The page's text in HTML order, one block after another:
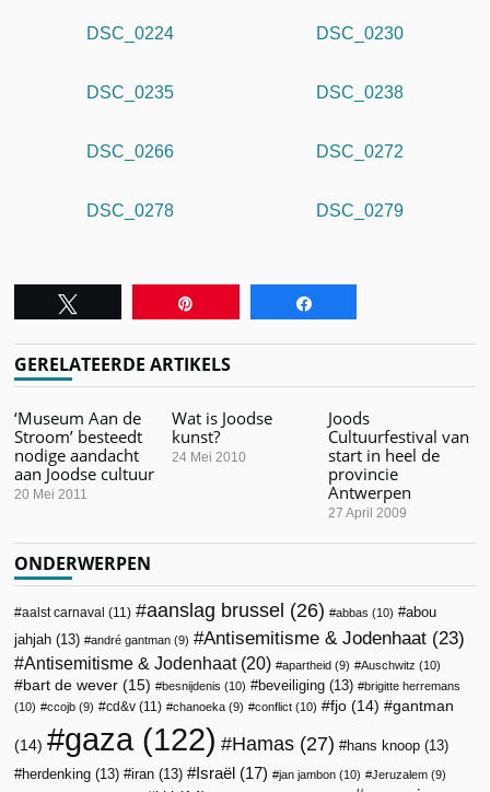
DSC_0224 DSC_0230
DSC_0235 DSC_0238
DSC_0266 DSC_0272
DSC_0278 DSC_0279
GERELATEERDE ARTIKELS
‘Museum Aan de
Stroom’ besteedt
nodige aandacht
aan Joodse cultuur
20 Mei 2011
Wat is Joodse
kunst?
24 Mei 2010
Joods
Cultuurfestival van
start in heel de
provincie
Antwerpen
27 April 2009
ONDERWERPEN
aalst carnaval (11) aanslag brussel (26) abbas (10)
abou
jahjah (13) andré gantman (9) Antisemitisme & Jodenhaat (23)
Antisemitisme & Jodenhaat(20) apartheid (9) Auschwitz (10)
bart de wever (15) besnijdenis (10) beveiliging (13)
brigitte herremans
(10)
ccojb (9) cd&v (11) chanoeka (9) conflict (10) fjo (14) gantman
(14) gaza (122) Hamas (27) hans knoop (13)
herdenking (13) iran (13) Israël (17) jan jambon (10) Jeruzalem (9)